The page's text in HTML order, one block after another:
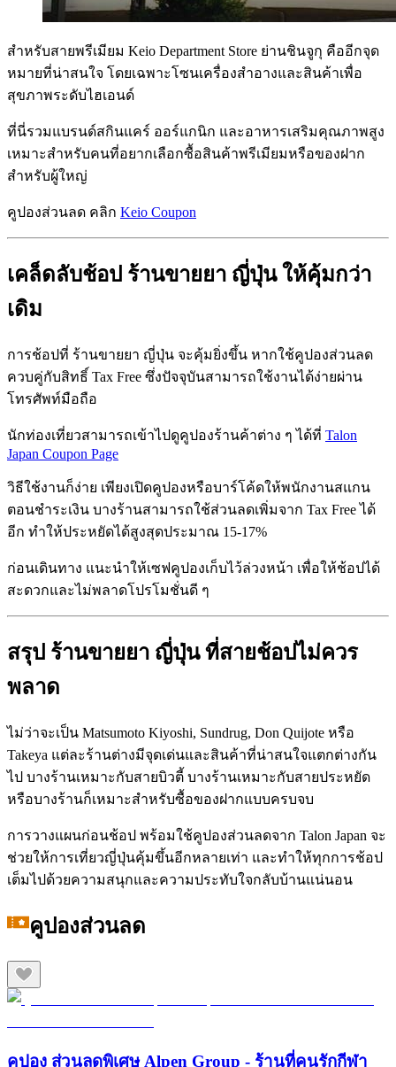
สำหรับสายพรีเมียม Keio Department Store ย่านชินจูกุ คืออีกจุด
หมายที่น่าสนใจ โดยเฉพาะโซนเครื่องสำอางและสินค้าเพื่อ
สุขภาพระดับไฮเอนด์
ที่นี่รวมแบรนด์สกินแคร์ ออร์แกนิก และอาหารเสริมคุณภาพสูง
เหมาะสำหรับคนที่อยากเลือกซื้อสินค้าพรีเมียมหรือของฝาก
สำหรับผู้ใหญ่
คูปองส่วนลด คลิก Keio Coupon
เคล็ดลับช้อป ร้านขายยา ญี่ปุ่น ให้คุ้มกว่า
เดิม
การช้อปที่ ร้านขายยา ญี่ปุ่น จะคุ้มยิ่งขึ้น หากใช้คูปองส่วนลด
ควบคู่กับสิทธิ์ Tax Free ซึ่งปัจจุบันสามารถใช้งานได้ง่ายผ่าน
โทรศัพท์มือถือ
นักท่องเที่ยวสามารถเข้าไปดูคูปองร้านค้าต่าง ๆ ได้ที่ Talon
Japan Coupon Page
วิธีใช้งานก็ง่าย เพียงเปิดคูปองหรือบาร์โค้ดให้พนักงานสแกน
ตอนชำระเงิน บางร้านสามารถใช้ส่วนลดเพิ่มจาก Tax Free ได้
อีก ทำให้ประหยัดได้สูงสุดประมาณ 15-17%
ก่อนเดินทาง แนะนำให้เซฟคูปองเก็บไว้ล่วงหน้า เพื่อให้ช้อปได้
สะดวกและไม่พลาดโปรโมชั่นดี ๆ
สรุป ร้านขายยา ญี่ปุ่น ที่สายช้อปไม่ควร
พลาด
ไม่ว่าจะเป็น Matsumoto Kiyoshi, Sundrug, Don Quijote หรือ
Takeya แต่ละร้านต่างมีจุดเด่นและสินค้าที่น่าสนใจแตกต่างกัน
ไป บางร้านเหมาะกับสายบิวตี้ บางร้านเหมาะกับสายประหยัด
หรือบางร้านก็เหมาะสำหรับซื้อของฝากแบบครบจบ
การวางแผนก่อนช้อป พร้อมใช้คูปองส่วนลดจาก Talon Japan จะ
ช่วยให้การเที่ยวญี่ปุ่นคุ้มขึ้นอีกหลายเท่า และทำให้ทุกการช้อป
เต็มไปด้วยความสนุกและความประทับใจกลับบ้านแน่นอน
คูปองส่วนลด
คูปอง ส่วนลดพิเศษ Alpen Group - ร้านที่คนรักกีฬา